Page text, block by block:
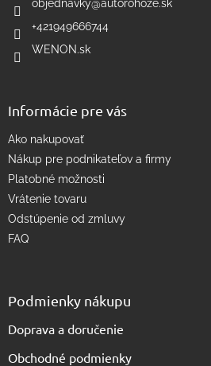
objednavky@autorohoze.sk
+421949666744
WENON.sk
Informácie pre vás
Ako nakupovať
Nákup pre podnikateľov a firmy
Platobné možnosti
Vrátenie tovaru
Odstúpenie od zmluvy
FAQ
Podmienky nákupu
Doprava a doručenie
Obchodné podmienky